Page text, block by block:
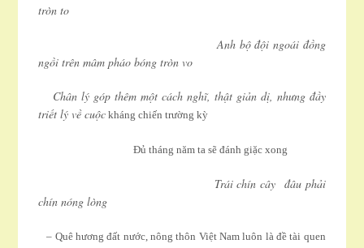
tròn to
Anh bộ đội ngoái đồng
ngồi trên mâm pháo bóng tròn vo
Chân lý góp thêm một cách nghĩ, thật giản dị, nhưng đầy
triết lý về cuộc kháng chiến trường kỳ
Ðủ tháng năm ta sẽ đánh giặc xong
Trái chín cây đâu phải
chín nóng lòng
– Quê hương đất nước, nông thôn Việt Nam luôn là đề tài quen